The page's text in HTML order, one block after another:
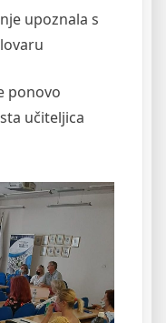
upoznala s
ponovo
učiteljica